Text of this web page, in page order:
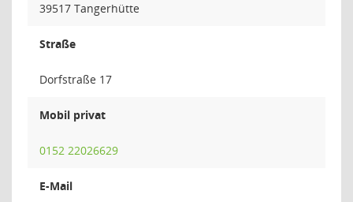
39517 Tangerhütte
Straße
Dorfstraße 17
Mobil privat
0152 22026629
E-Mail